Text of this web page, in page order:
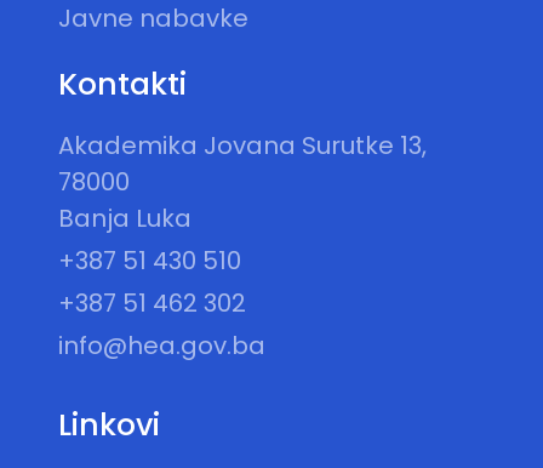
Javne nabavke
Kontakti
Akademika Jovana Surutke 13,
78000
Banja Luka
+387 51 430 510
+387 51 462 302
info@hea.gov.ba
Linkovi